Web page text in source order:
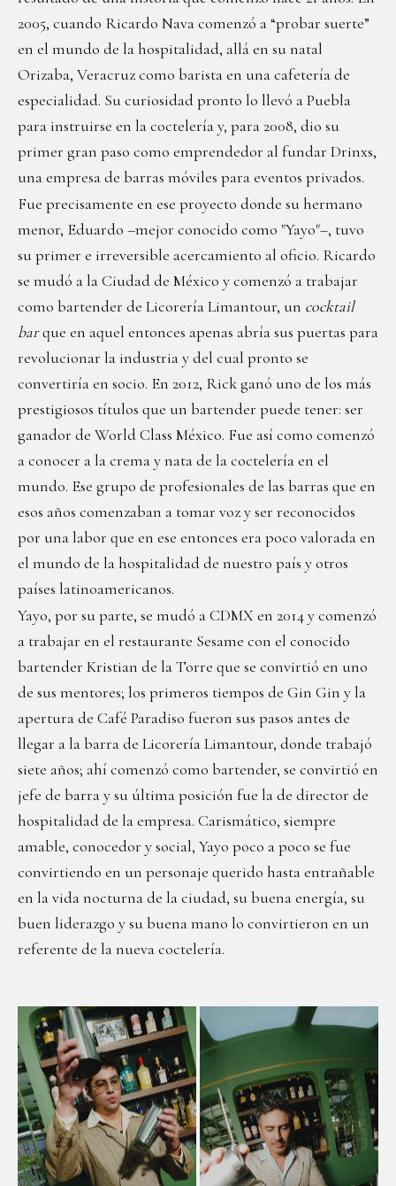
2005, cuando Ricardo Nava comenzó a “probar suerte”
en el mundo de la hospitalidad, allá en su natal
Orizaba, Veracruz como barista en una cafetería de
especialidad. Su curiosidad pronto lo llevó a Puebla
para instruirse en la coctelería y, para 2008, dio su
primer gran paso como emprendedor al fundar Drinxs,
una empresa de barras móviles para eventos privados.
Fue precisamente en ese proyecto donde su hermano
menor, Eduardo –mejor conocido como "Yayo"–, tuvo
su primer e irreversible acercamiento al oficio. Ricardo
se mudó a la Ciudad de México y comenzó a trabajar
como bartender de Licorería Limantour, un cocktail
barque en aquel entonces apenas abría sus puertas para
revolucionar la industria y del cual pronto se
convertiría en socio. En 2012, Rick ganó uno de los más
prestigiosos títulos que un bartender puede tener: ser
ganador de World Class México. Fue así como comenzó
a conocer a la crema y nata de la coctelería en el
mundo. Ese grupo de profesionales de las barras que en
esos años comenzaban a tomar voz y ser reconocidos
por una labor que en ese entonces era poco valorada en
el mundo de la hospitalidad de nuestro país y otros
países latinoamericanos.
Yayo, por su parte, se mudó a CDMX en 2014 y comenzó
a trabajar en el restaurante Sesame con el conocido
bartender Kristian de la Torre que se convirtió en uno
de sus mentores; los primeros tiempos de Gin Gin y la
apertura de Café Paradiso fueron sus pasos antes de
llegar a la barra de Licorería Limantour, donde trabajó
siete años; ahí comenzó como bartender, se convirtió en
jefe de barra y su última posición fue la de director de
hospitalidad de la empresa. Carismático, siempre
amable, conocedor y social, Yayo poco a poco se fue
convirtiendo en un personaje querido hasta entrañable
en la vida nocturna de la ciudad, su buena energía, su
buen liderazgo y su buena mano lo convirtieron en un
referente de la nueva coctelería.